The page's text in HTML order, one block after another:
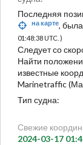
Последняя
на карте,
01:48:38 UTC. )
Следует со
Найти
известные
Marinetraffic
Тип судна:
Свежие
2024-03-17